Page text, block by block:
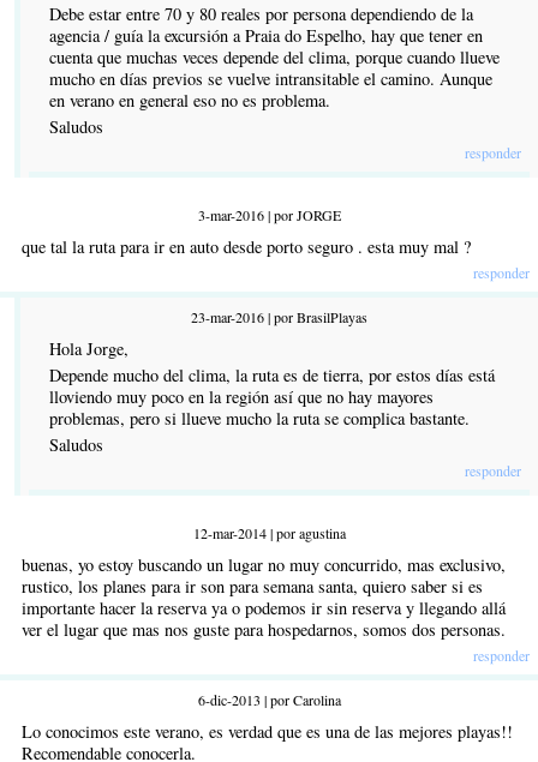
Debe estar entre 70 y 80 reales por persona dependiendo de la
agencia / guía la excursión a Praia do Espelho, hay que tener en
cuenta que muchas veces depende del clima, porque cuando llueve
mucho en días previos se vuelve intransitable el camino. Aunque
en verano en general eso no es problema.
Saludos
responder
3-mar-2016 | por JORGE
que tal la ruta para ir en auto desde porto seguro . esta muy mal ?
responder
23-mar-2016 | por BrasilPlayas
Hola Jorge,
Depende mucho del clima, la ruta es de tierra, por estos días está
lloviendo muy poco en la región así que no hay mayores
problemas, pero si llueve mucho la ruta se complica bastante.
Saludos
responder
12-mar-2014 | por agustina
buenas, yo estoy buscando un lugar no muy concurrido, mas exclusivo,
rustico, los planes para ir son para semana santa, quiero saber si es
importante hacer la reserva ya o podemos ir sin reserva y llegando allá
ver el lugar que mas nos guste para hospedarnos, somos dos personas.
responder
6-dic-2013 | por Carolina
Lo conocimos este verano, es verdad que es una de las mejores playas!!
Recomendable conocerla.